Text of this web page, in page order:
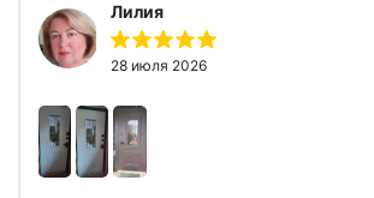
Лилия
28 июля 2026